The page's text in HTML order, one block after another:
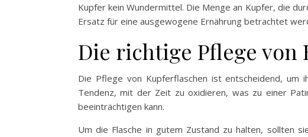
Kupfer kein Wundermittel. Die Menge an Kupfer, die
Ersatz für eine ausgewogene Ernährung betrachtet
Die richtige Pflege von
Die Pflege von Kupferflaschen ist entscheidend, um
Tendenz, mit der Zeit zu oxidieren, was zu einer
beeinträchtigen kann.
Um die Flasche in gutem Zustand zu halten, sollten